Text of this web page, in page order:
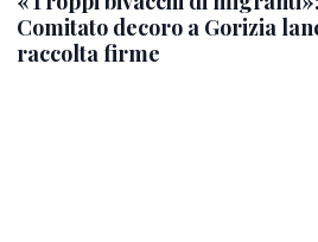
Comitato decoro a Gorizia
raccolta firme